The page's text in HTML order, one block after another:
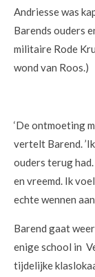
Andriesse was
Barends ouders
militaire Rode
wond van Roos.)
‘De ontmoeting
vertelt Barend.
ouders terug
en vreemd. Ik
echte wennen
Barend gaat
enige school in
tijdelijke